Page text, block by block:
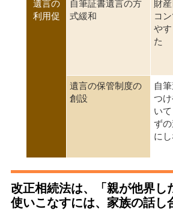
遺言の
利用促
自筆証書遺言の方
式緩和
財
コ
や
た
遺言の保管制度の
創設
自
つ
い
ず
に
改正相続法は、「親が他界し
使いこなすには、家族の話し